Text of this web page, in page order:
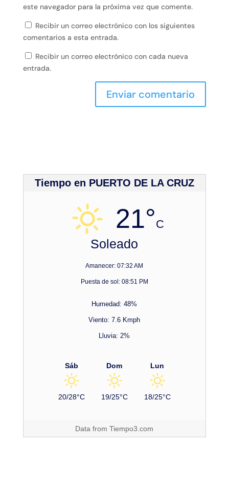
este navegador para la próxima vez que comente.
Recibir un correo electrónico con los siguientes
comentarios a esta entrada.
Recibir un correo electrónico con cada nueva
entrada.
Tiempo en PUERTO DE LA CRUZ
21°C
Soleado
Amanecer: 07:32 AM
Puesta de sol: 08:51 PM
Humedad: 48%
Viento: 7.6 Kmph
Lluvia: 2%
Sáb
20/28°C
Dom
19/25°C
Lun
18/25°C
Data fromTiempo3.com